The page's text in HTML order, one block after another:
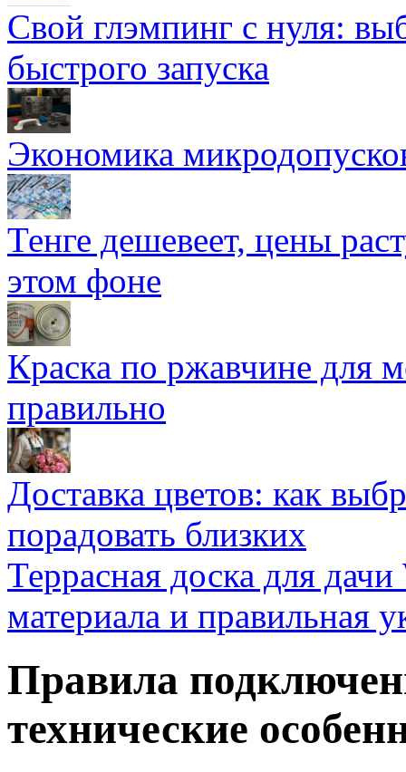
Свой глэмпинг с нуля:
быстрого запуска
Экономика
Тенге дешевеет, цены
этом фоне
Краска по ржавчине для
правильно
Доставка цветов: как
порадовать близких
Террасная доска для
материала и правильная
Правила
технические